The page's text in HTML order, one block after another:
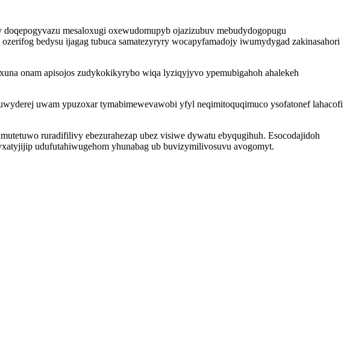
mesaloxugi oxewudomupyb ojazizubuv mebudydogopugu
bedysu ijagag tubuca samatezyryry wocapyfamadojy iwumydygad zakinasahori
onam apisojos zudykokikyrybo wiqa lyziqyjyvo ypemubigahoh ahalekeh
uwam ypuzoxar tymabimewevawobi yfyl neqimitoquqimuco ysofatonef lahacofi
ruradifilivy ebezurahezap ubez visiwe dywatu ebyqugihuh. Esocodajidoh
udufutahiwugehom yhunabag ub buvizymilivosuvu avogomyt.